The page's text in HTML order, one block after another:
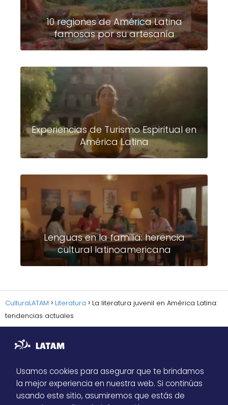
10 regiones de América Latina
famosas por su artesanía
Experiencias de Turismo Espiritual en
América Latina
Lenguas en la familia: herencia
cultural latinoamericana
CulturaLATAM Literatura
La literatura juvenil en América Latina:
tendencias actuales
Sitemap
Usamos cookies para asegurar que te brindamos
la mejor experiencia en nuestra web. Si continúas
usando este sitio, asumiremos que estás de